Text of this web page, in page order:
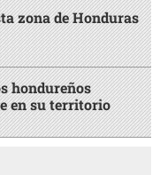
zona de Honduras
hondureños
en su territorio